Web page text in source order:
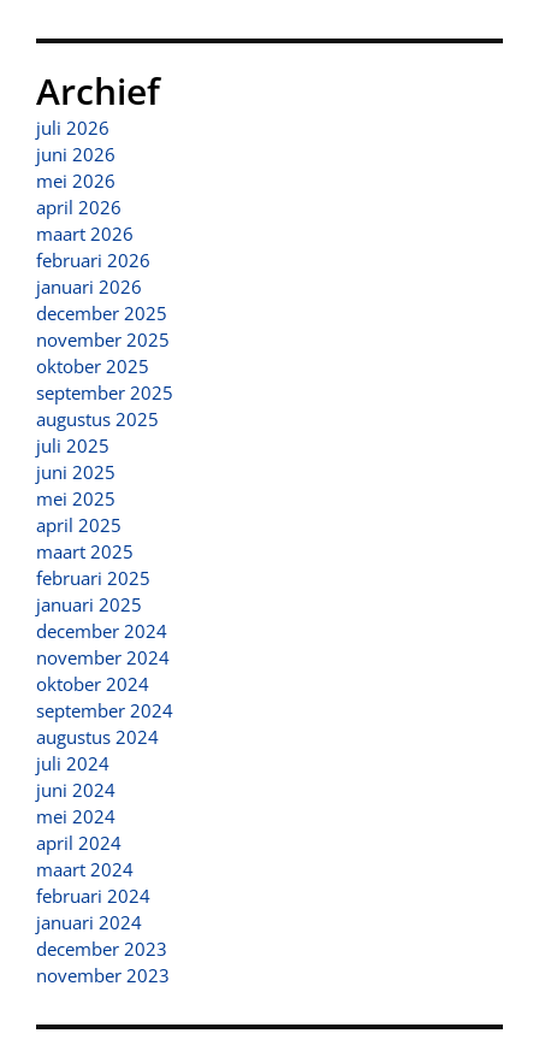
Archief
juli 2026
juni 2026
mei 2026
april 2026
maart 2026
februari 2026
januari 2026
december 2025
november 2025
oktober 2025
september 2025
augustus 2025
juli 2025
juni 2025
mei 2025
april 2025
maart 2025
februari 2025
januari 2025
december 2024
november 2024
oktober 2024
september 2024
augustus 2024
juli 2024
juni 2024
mei 2024
april 2024
maart 2024
februari 2024
januari 2024
december 2023
november 2023